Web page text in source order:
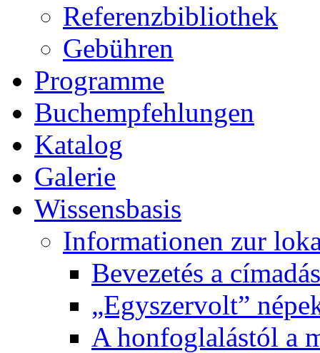
Referenzbibliothek
Gebühren
Programme
Buchempfehlungen
Katalog
Galerie
Wissensbasis
Informationen zur
Bevezetés a
„Egyszervolt”
A honfoglalástól a